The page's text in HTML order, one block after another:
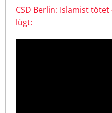
CSD Berlin: Islamist
lügt: